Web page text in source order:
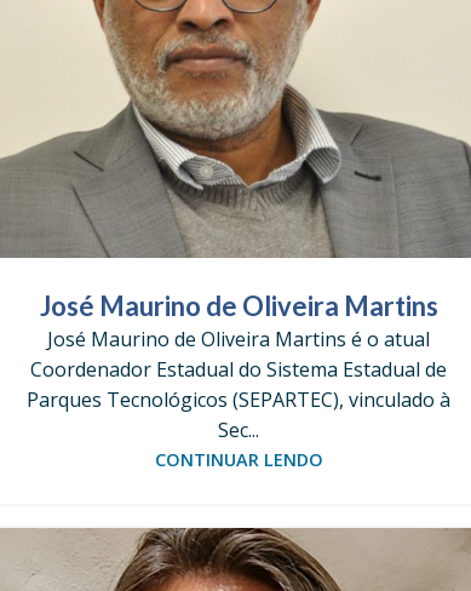
José Maurino de Oliveira Martins
José Maurino de Oliveira Martins é o atual
Coordenador Estadual do Sistema Estadual de
Parques Tecnológicos (SEPARTEC), vinculado à
Sec...
CONTINUAR LENDO